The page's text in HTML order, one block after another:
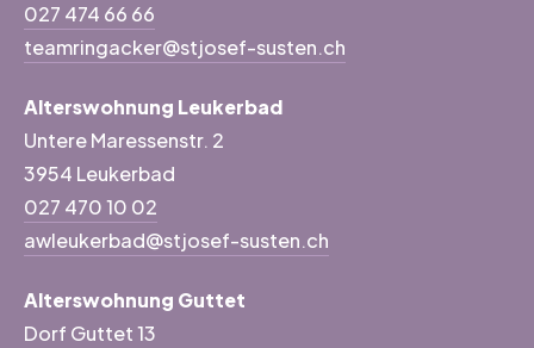
027 474 66 66
teamringacker@stjosef-susten.ch
Alterswohnung Leukerbad
Untere Maressenstr. 2
3954 Leukerbad
027 470 10 02
awleukerbad@stjosef-susten.ch
Alterswohnung Guttet
Dorf Guttet 13